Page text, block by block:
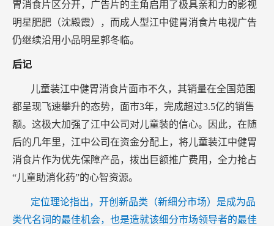
胃消食片区分开，广告片的主角启用了极具亲和力的影视
明星肥肥（沈殿霞），而成人型江中健胃消食片电视广告
仍继续沿用小品明星郭冬临。
后记
儿童装江中健胃消食片面市不久，其销量在全国范围
都呈现飞速攀升的态势，面市3年，完成超过3.5亿的销售
额。这极大加强了江中公司对儿童装的信心。因此，在随
后的几年里，江中公司在资金分配上，将儿童装江中健胃
消食片作为优先保障产品，拨出巨额推广费用，全力抢占
“儿童助消化药”的心智资源。
定位理论指出，开创新品类（新细分市场）是成为品
类代名词的最佳机会，也是造就该细分市场领导者的最佳